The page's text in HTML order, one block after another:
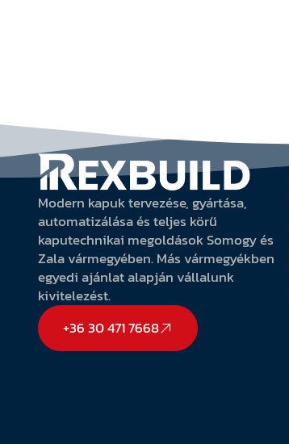
Modern kapuk tervezése, gyártása,
automatizálása és teljes körű
kaputechnikai megoldások Somogy és
Zala vármegyében. Más vármegyékben
egyedi ajánlat alapján vállalunk
kivitelezést.
+36 30 471 7668